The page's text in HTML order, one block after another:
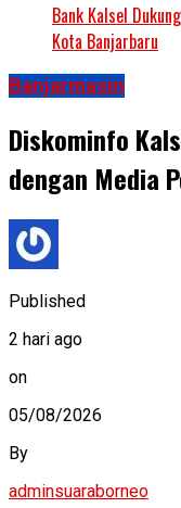
Bank Kalsel
Kota Banjarbaru
Banjarmasin
Diskominfo
dengan Media
Published
2 hari ago
on
05/08/2026
By
adminsuaraborneo